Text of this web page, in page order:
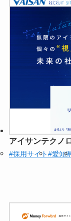
アイサンテクノ
#採用サイト#愛知